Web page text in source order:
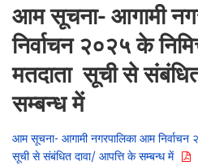
आम सूचना- आगामी
निर्वाचन २०२५ के
मतदाता सूची से
सम्बन्ध में
आम सूचना- आगामी नगरपालिका आम निर्वाचन
सूची से संबंधित दावा/ आपत्ति के सम्बन्ध में